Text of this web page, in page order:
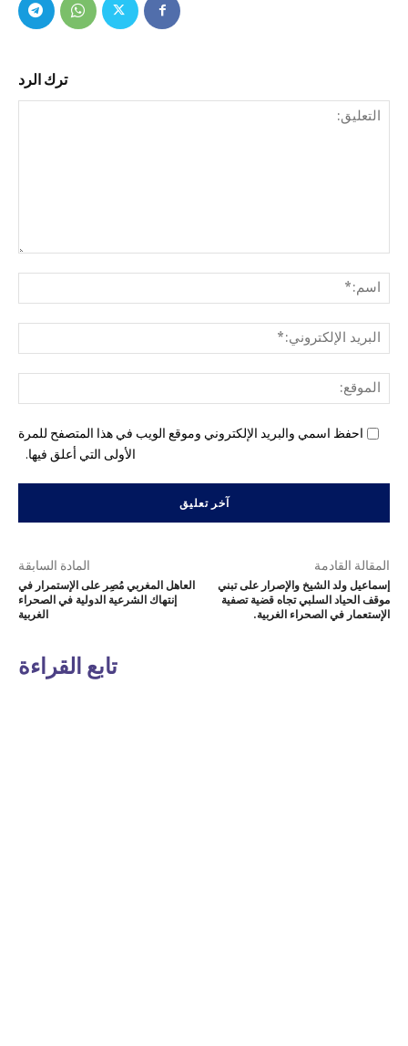
ترك الرد
احفظ اسمي والبريد الإلكتروني وموقع الويب في هذا المتصفح للمرة
الأولى التي أعلق فيها.
المادة السابقة
العاهل المغربي مُصِر على الإستمرار في
إنتهاك الشرعية الدولية في الصحراء
الغربية
المقالة القادمة
إسماعيل ولد الشيخ والإصرار على تبني
موقف الحياد السلبي تجاه قضية تصفية
الإستعمار في الصحراء الغربية.
تابع القراءة